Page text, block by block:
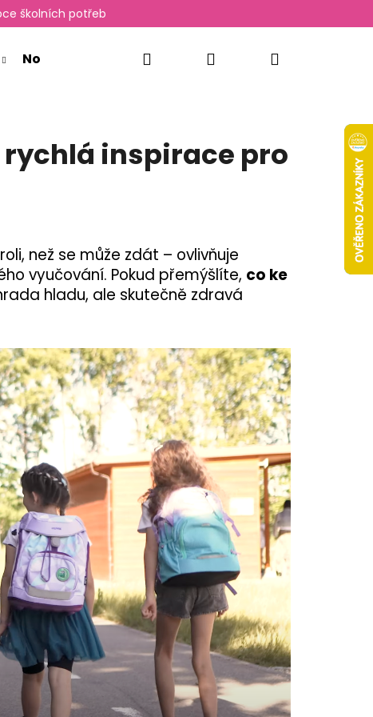
školních potřeb
Novinky OxyladyHledat PřihlášeníNákupní
inspirace pro
než se může zdát – ovlivňuje
vyučování. Pokud přemýšlíte, co ke
hladu, ale skutečně zdravá
600 ML GALAXY